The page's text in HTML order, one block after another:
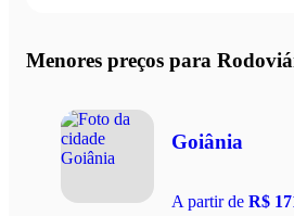
Menores preços para
Goiânia
A partir de R$